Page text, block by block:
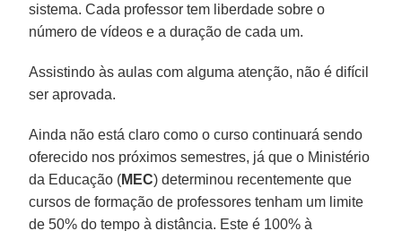
sistema. Cada professor tem liberdade sobre o
número de vídeos e a duração de cada um.
Assistindo às aulas com alguma atenção, não é difícil
ser aprovada.
Ainda não está claro como o curso continuará sendo
oferecido nos próximos semestres, já que o Ministério
da Educação (MEC) determinou recentemente que
cursos de formação de professores tenham um limite
de 50% do tempo à distância. Este é 100% à